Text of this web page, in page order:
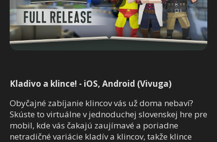
Kladivo a klince! - iOS, Android (Vivuga)
Obyčajné zabíjanie klincov vás už doma nebaví?
Skúste to virtuálne v jednoduchej slovenskej hre pre
mobil, kde vás čakajú zaujímavé a poriadne
netradičné variácie kladív a klincov, takže klince